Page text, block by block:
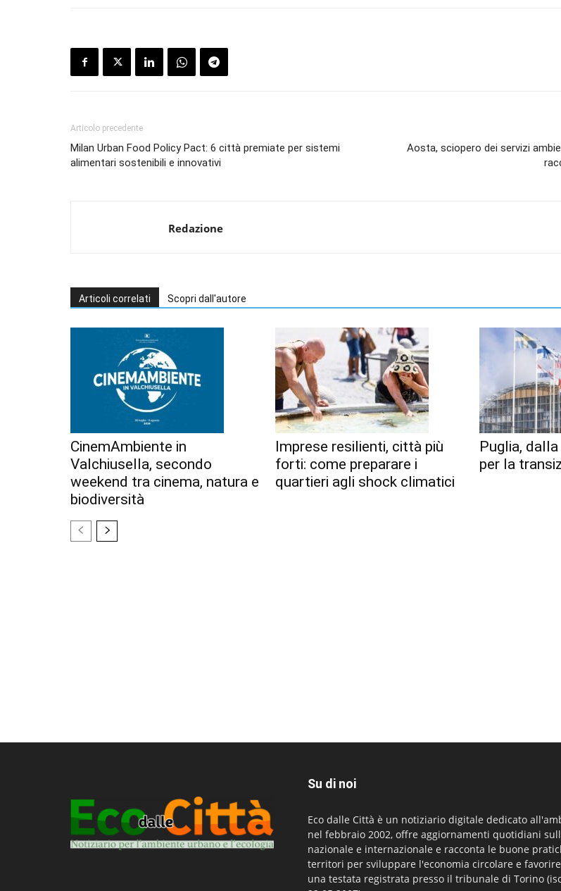
Articolo precedente
Milan Urban Food Policy Pact: 6 città premiate per sistemi
alimentari sostenibili e innovativi
Aosta, sciopero dei servizi
Redazione
Articoli correlati Scopri dall'autore
CinemAmbiente in
Valchiusella, secondo
weekend tra cinema, natura e
biodiversità
Imprese resilienti, città più
forti: come preparare i
quartieri agli shock climatici
Puglia,
per la
Su di noi
Eco dalle Città è un notiziario digitale dedicato
nel febbraio 2002, offre aggiornamenti quotidiani
nazionale e internazionale e racconta le buone
territori per sviluppare l'economia circolare e
una testata registrata presso il tribunale di Torino